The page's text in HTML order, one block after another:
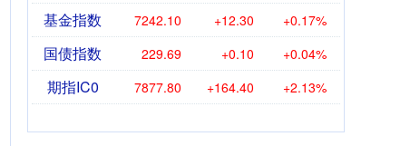
基金指数 7242.10 +12.30 +0.17%
国债指数 229.69 +0.10 +0.04%
期指IC0 7877.80 +164.40 +2.13%